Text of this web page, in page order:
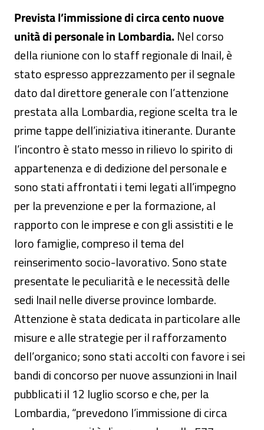
Prevista l’immissione di circa cento nuove
unità di personale in Lombardia. Nel corso
della riunione con lo staff regionale di Inail, è
stato espresso apprezzamento per il segnale
dato dal direttore generale con l’attenzione
prestata alla Lombardia, regione scelta tra le
prime tappe dell’iniziativa itinerante. Durante
l’incontro è stato messo in rilievo lo spirito di
appartenenza e di dedizione del personale e
sono stati affrontati i temi legati all’impegno
per la prevenzione e per la formazione, al
rapporto con le imprese e con gli assistiti e le
loro famiglie, compreso il tema del
reinserimento socio-lavorativo. Sono state
presentate le peculiarità e le necessità delle
sedi Inail nelle diverse province lombarde.
Attenzione è stata dedicata in particolare alle
misure e alle strategie per il rafforzamento
dell’organico; sono stati accolti con favore i sei
bandi di concorso per nuove assunzioni in Inail
pubblicati il 12 luglio scorso e che, per la
Lombardia, “prevedono l’immissione di circa